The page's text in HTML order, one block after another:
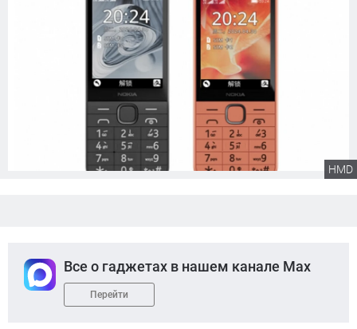
HMD
Все о гаджетах в нашем канале Max
Перейти